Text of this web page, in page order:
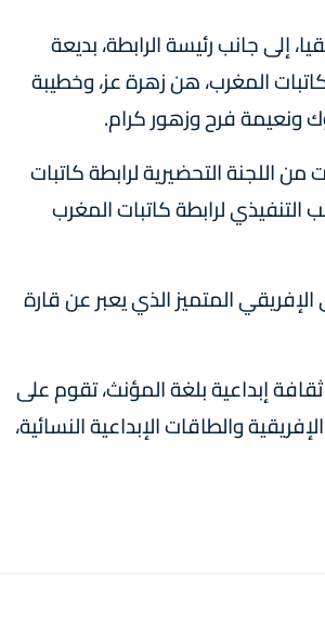
إلى جانب رئيسة الرابطة، بديعة
لرابطة كاتبات المغرب، هن زهرة عز، وخطيبة
ونعيمة فرح وزهور کرام.
اللجنة التحضيرية لرابطة كاتبات
لرابطة كاتبات المغرب
المتميز الذي يعبر عن قارة
إبداعية بلغة المؤنث، تقوم على
والطاقات الإبداعية النسائية،